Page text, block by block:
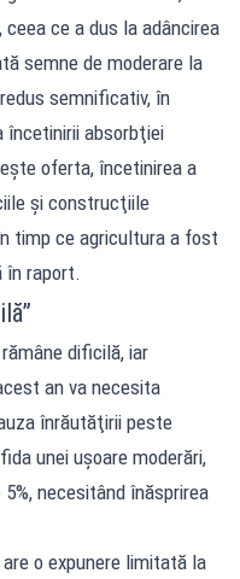
ce a dus la adâncirea
semne de moderare la
semnificativ, în
absorbţiei
oferta, încetinirea a
şi construcţiile
timp ce agricultura a fost
în raport.
dificilă, iar
an va necesita
înrăutăţirii peste
unei uşoare moderări,
necesitând înăsprirea
are o expunere limitată la